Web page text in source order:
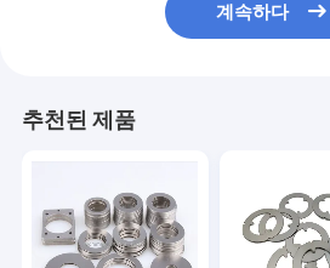
계속하다
추천된 제품